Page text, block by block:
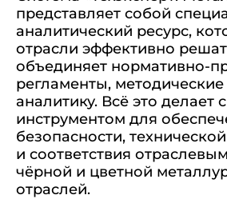
представляет собой
аналитический ресурс,
отрасли эффективно
объединяет нормативно-
регламенты,
аналитику. Всё это
инструментом для
безопасности,
и соответствия
чёрной и цветной
отраслей.